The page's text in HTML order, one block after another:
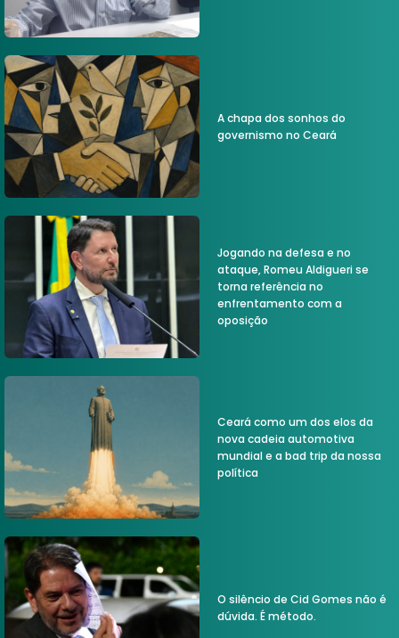
A chapa dos sonhos do
governismo no Ceará
Jogando na defesa e no
ataque, Romeu Aldigueri se
torna referência no
enfrentamento com a
oposição
Ceará como um dos elos da
nova cadeia automotiva
mundial e a bad trip da nossa
política
O silêncio de Cid Gomes não é
dúvida. É método.